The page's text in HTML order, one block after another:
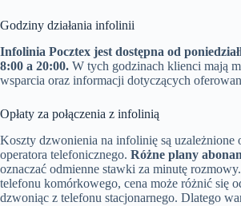
Godziny działania infolinii
Infolinia Pocztex jest dostępna od
8:00 a 20:00. W tych godzinach klienci mają
wsparcia oraz informacji dotyczących
Opłaty za połączenia z infolinią
Koszty dzwonienia na infolinię są uzależnione
operatora telefonicznego. Różne plany
oznaczać odmienne stawki za minutę
telefonu komórkowego, cena może różnić się
dzwoniąc z telefonu stacjonarnego. Dlatego